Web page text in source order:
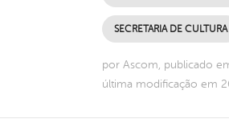
SECRETARIA DE CULTURA
por Ascom, publicado
última modificação em